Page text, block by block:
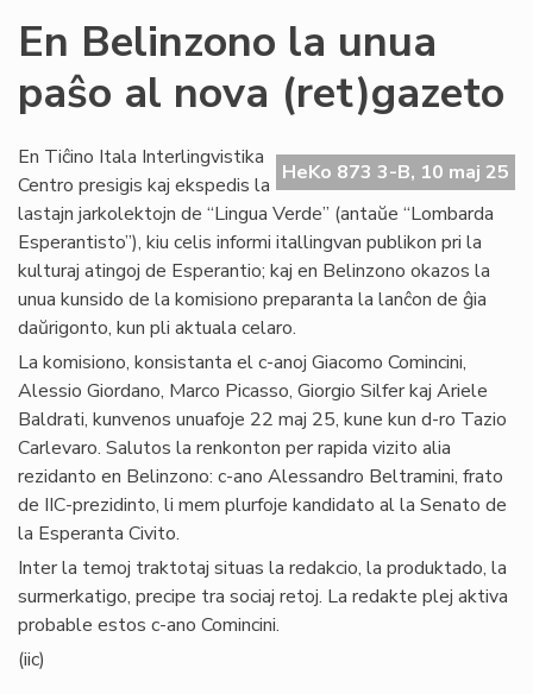
En Belinzono la unua
paŝo al nova (ret)gazeto
HeKo 873 3-B, 10 maj 25
En Tiĉino Itala Interlingvistika
Centro presigis kaj ekspedis la
lastajn jarkolektojn de “Lingua Verde” (antaŭe “Lombarda
Esperantisto”), kiu celis informi itallingvan publikon pri la
kulturaj atingoj de Esperantio; kaj en Belinzono okazos la
unua kunsido de la komisiono preparanta la lanĉon de ĝia
daŭrigonto, kun pli aktuala celaro.
La komisiono, konsistanta el c-anoj Giacomo Comincini,
Alessio Giordano, Marco Picasso, Giorgio Silfer kaj Ariele
Baldrati, kunvenos unuafoje 22 maj 25, kune kun d-ro Tazio
Carlevaro. Salutos la renkonton per rapida vizito alia
rezidanto en Belinzono: c-ano Alessandro Beltramini, frato
de IIC-prezidinto, li mem plurfoje kandidato al la Senato de
la Esperanta Civito.
Inter la temoj traktotaj situas la redakcio, la produktado, la
surmerkatigo, precipe tra sociaj retoj. La redakte plej aktiva
probable estos c-ano Comincini.
(iic)